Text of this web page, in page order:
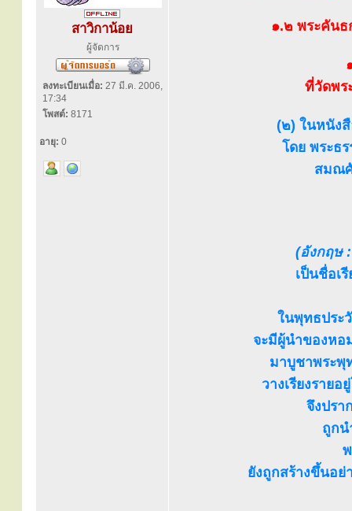
สาวิกาน้อย
ผู้จัดการ
ลงทะเบียนเมื่อ: 27 มี.ค. 2006,
17:34
โพสต์: 8171
อายุ: 0
๑.๒ พระคัน
ที่วัดพร
(๒) ในหนัง
โดย พระธ
สมณ
(อังกฤษ
เป็นชื่อเ
ในพุทธประ
จะมีผู้นำของหอ
มาบูชาพระพุ
วางเรียงราย
จึงปรา
ถูกน
ยังถูกสร้างขึ้นอย่